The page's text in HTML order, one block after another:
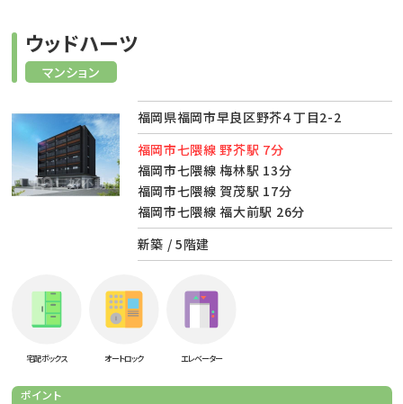
マンション
ウッドハーツ
福岡県福岡市早良区野芥４丁目2-2
福岡市七隈線 野芥駅 7分
福岡市七隈線 梅林駅 13分
福岡市七隈線 賀茂駅 17分
福岡市七隈線 福大前駅 26分
新築 / 5階建
宅配ボックス オートロック エレベーター
ポイント